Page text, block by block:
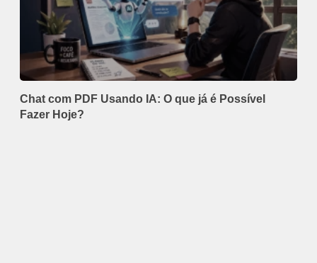
Chat com PDF Usando IA: O que já é Possível
Fazer Hoje?